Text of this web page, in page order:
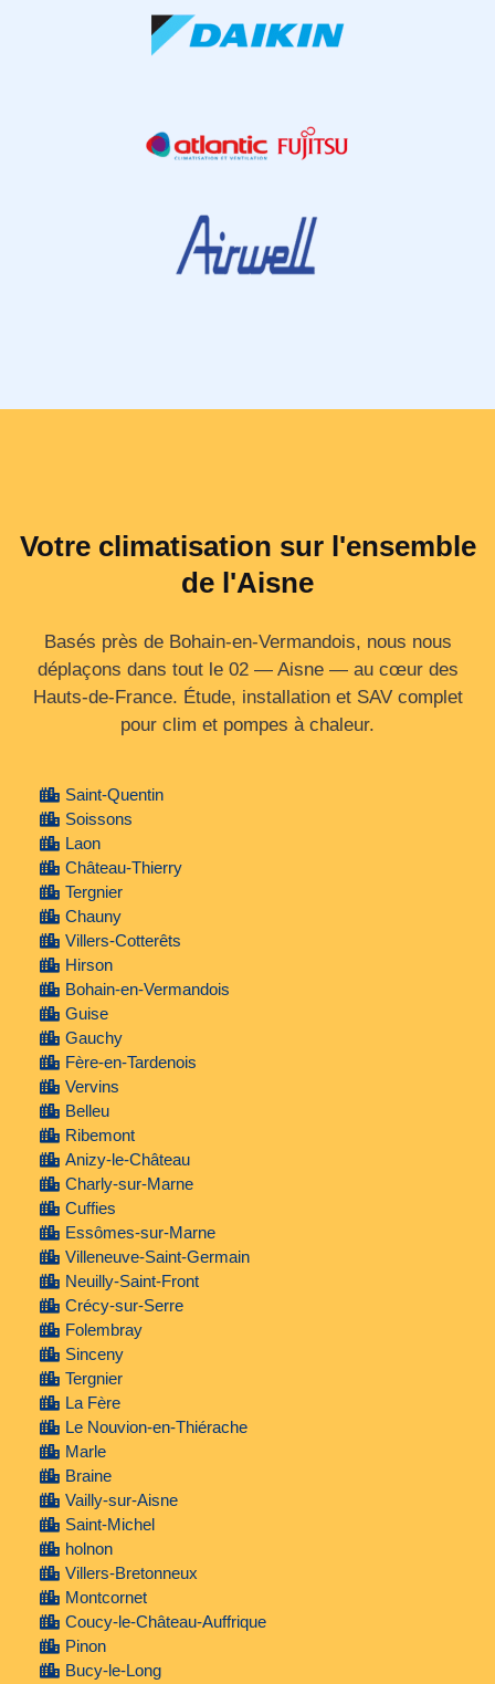
Votre climatisation sur l'ensemble
de l'Aisne
Basés près de Bohain-en-Vermandois, nous nous
déplaçons dans tout le 02 — Aisne — au cœur des
Hauts‑de‑France. Étude, installation et SAV complet
pour clim et pompes à chaleur.
Saint-Quentin
Soissons
Laon
Château-Thierry
Tergnier
Chauny
Villers-Cotterêts
Hirson
Bohain-en-Vermandois
Guise
Gauchy
Fère-en-Tardenois
Vervins
Belleu
Ribemont
Anizy-le-Château
Charly-sur-Marne
Cuffies
Essômes-sur-Marne
Villeneuve-Saint-Germain
Neuilly-Saint-Front
Crécy-sur-Serre
Folembray
Sinceny
Tergnier
La Fère
Le Nouvion-en-Thiérache
Marle
Braine
Vailly-sur-Aisne
Saint-Michel
holnon
Villers-Bretonneux
Montcornet
Coucy-le-Château-Auffrique
Pinon
Bucy-le-Long